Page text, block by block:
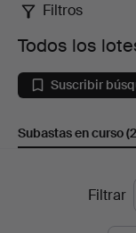
Todos
los
lotes
de
Filtros
Todos los
Suscribir
Subastas en curso
SubastasFiltrar